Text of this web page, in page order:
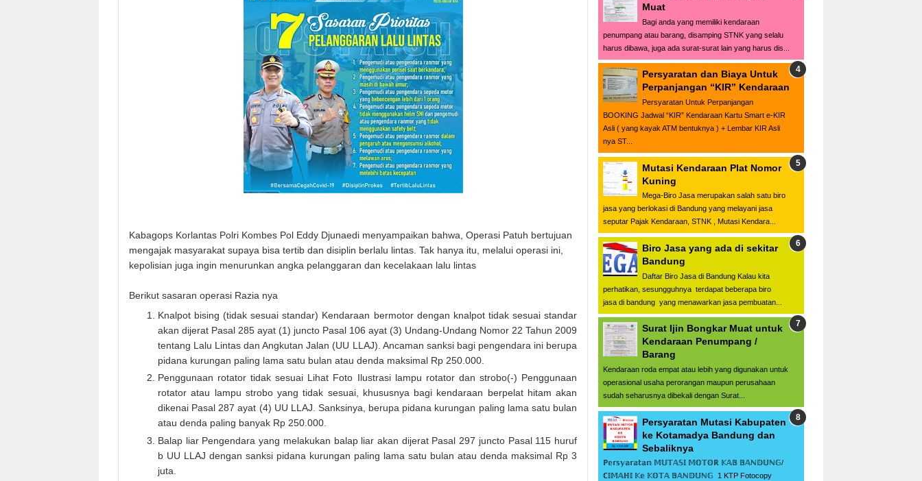
Kabagops Korlantas Polri Kombes Pol Eddy Djunaedi menyampaikan bahwa, Operasi Patuh bertujuan
mengajak masyarakat supaya bisa tertib dan disiplin berlalu lintas. Tak hanya itu, melalui operasi ini,
kepolisian juga ingin menurunkan angka pelanggaran dan kecelakaan lalu lintas
Berikut sasaran operasi Razia nya
Knalpot bising (tidak sesuai standar) Kendaraan bermotor dengan knalpot tidak sesuai standar
akan dijerat Pasal 285 ayat (1) juncto Pasal 106 ayat (3) Undang-Undang Nomor 22 Tahun 2009
tentang Lalu Lintas dan Angkutan Jalan (UU LLAJ). Ancaman sanksi bagi pengendara ini berupa
pidana kurungan paling lama satu bulan atau denda maksimal Rp 250.000.
Penggunaan rotator tidak sesuai Lihat Foto Ilustrasi lampu rotator dan strobo(-) Penggunaan
rotator atau lampu strobo yang tidak sesuai, khususnya bagi kendaraan berpelat hitam akan
dikenai Pasal 287 ayat (4) UU LLAJ. Sanksinya, berupa pidana kurungan paling lama satu bulan
atau denda paling banyak Rp 250.000.
Balap liar Pengendara yang melakukan balap liar akan dijerat Pasal 297 juncto Pasal 115 huruf
b UU LLAJ dengan sanksi pidana kurungan paling lama satu bulan atau denda maksimal Rp 3
juta.
Muat
Bagi anda yang memiliki kendaraan
penumpang atau barang, disamping STNK yang selalu
harus dibawa, juga ada surat-surat lain yang harus dis...
Persyaratan dan Biaya Untuk
Perpanjangan “KIR” Kendaraan
Persyaratan Untuk Perpanjangan
BOOKING Jadwal “KIR” Kendaraan Kartu Smart e-KIR
Asli ( yang kayak ATM bentuknya ) + Lembar KIR Asli
nya ST...
Mutasi Kendaraan Plat Nomor
Kuning
Mega-Biro Jasa merupakan salah satu biro
jasa yang berlokasi di Bandung yang melayani jasa
seputar Pajak Kendaraan, STNK , Mutasi Kendara...
Biro Jasa yang ada di sekitar
Bandung
Daftar Biro Jasa di Bandung Kalau kita
perhatikan, sesungguhnya terdapat beberapa biro
jasa di bandung yang menawarkan jasa pembuatan...
Surat Ijin Bongkar Muat untuk
Kendaraan Penumpang /
Barang
Kendaraan roda empat atau lebih yang digunakan untuk
operasional usaha perorangan maupun perusahaan
sudah seharusnya dibekali dengan Surat...
Persyaratan Mutasi Kabupaten
ke Kotamadya Bandung dan
Sebaliknya
ℙ𝕖𝕣𝕤𝕪𝕒𝕣𝕒𝕥𝕒𝕟 𝕄𝕌𝕋𝔸𝕊𝕀 𝕄𝕆𝕋𝕆ℝ 𝕂𝔸𝔹 𝔹𝔸ℕ𝔻𝕌ℕ𝔾/
ℂ𝕀𝕄𝔸ℍ𝕀 𝕂𝕖 𝕂𝕆𝕋𝔸 𝔹𝔸ℕ𝔻𝕌ℕ𝔾 1 KTP Fotocopy